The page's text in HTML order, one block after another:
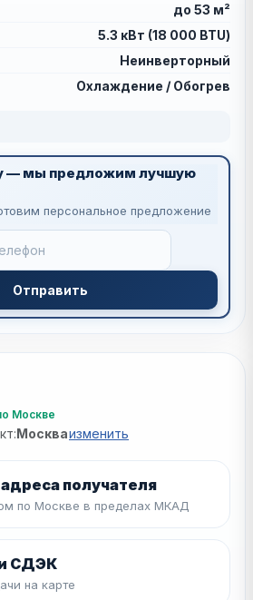
до 53 м²
5.3 кВт (18 000 BTU)
Неинверторный
Охлаждение / Обогрев
— мы предложим лучшую
персональное предложение
Отправить
Москве
Москваизменить
получателя
по Москве в пределах МКАД
СДЭК
на карте